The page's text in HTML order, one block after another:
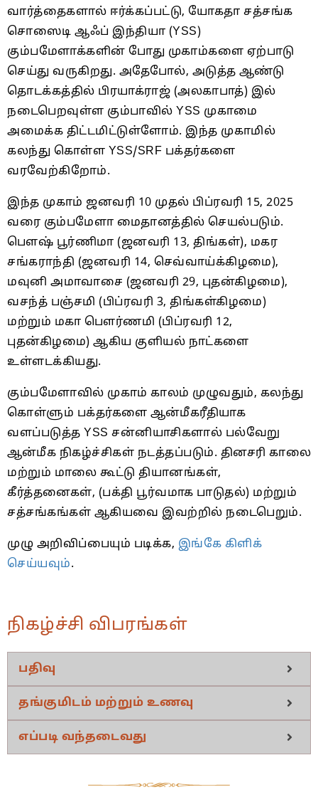
வார்த்தைகளால் ஈர்க்கப்பட்டு, யோகதா சத்சங்க
சொஸைடி ஆஃப் இந்தியா (YSS)
கும்பமேளாக்களின் போது முகாம்களை ஏற்பாடு
செய்து வருகிறது. அதேபோல், அடுத்த ஆண்டு
தொடக்கத்தில் பிரயாக்ராஜ் (அலகாபாத்) இல்
நடைபெறவுள்ள கும்பாவில் YSS முகாமை
அமைக்க திட்டமிட்டுள்ளோம். இந்த முகாமில்
கலந்து கொள்ள YSS/SRF பக்தர்களை
வரவேற்கிறோம்.
இந்த முகாம் ஜனவரி 10 முதல் பிப்ரவரி 15, 2025
வரை கும்பமேளா மைதானத்தில் செயல்படும்.
பௌஷ் பூர்ணிமா (ஜனவரி 13, திங்கள்), மகர
சங்கராந்தி (ஜனவரி 14, செவ்வாய்க்கிழமை),
மவுனி அமாவாசை (ஜனவரி 29, புதன்கிழமை),
வசந்த் பஞ்சமி (பிப்ரவரி 3, திங்கள்கிழமை)
மற்றும் மகா பௌர்ணமி (பிப்ரவரி 12,
புதன்கிழமை) ஆகிய குளியல் நாட்களை
உள்ளடக்கியது.
கும்பமேளாவில் முகாம் காலம் முழுவதும், கலந்து
கொள்ளும் பக்தர்களை ஆன்மீகரீதியாக
வளப்படுத்த YSS சன்னியாசிகளால் பல்வேறு
ஆன்மீக நிகழ்ச்சிகள் நடத்தப்படும். தினசரி காலை
மற்றும் மாலை கூட்டு தியானங்கள்,
கீர்த்தனைகள், (பக்தி பூர்வமாக பாடுதல்) மற்றும்
சத்சங்கங்கள் ஆகியவை இவற்றில் நடைபெறும்.
முழு அறிவிப்பையும் படிக்க, இங்கே கிளிக்
செய்யவும்.
நிகழ்ச்சி விபரங்கள்
பதிவு
தங்குமிடம் மற்றும் உணவு
எப்படி வந்தடைவது